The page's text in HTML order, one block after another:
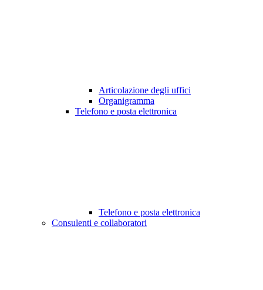
Articolazione degli uffici
Organigramma
Telefono e posta elettronica
Telefono e posta elettronica
Consulenti e collaboratori